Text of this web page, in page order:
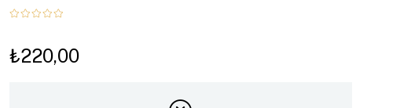
₺220,00